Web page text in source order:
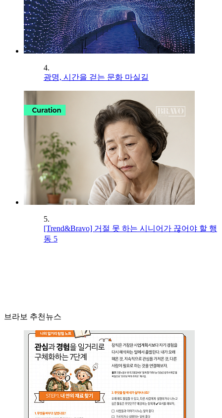
4.
광명, 시간을 걷는 문화 마실길
5.
[Trend&Bravo] 거절 못 하는 시니어가 끊어야 할 행
동 5
브라보 추천뉴스